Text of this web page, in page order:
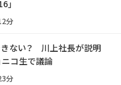
」
分
きない？ 川上社長が説明
ニコ生で議論
分